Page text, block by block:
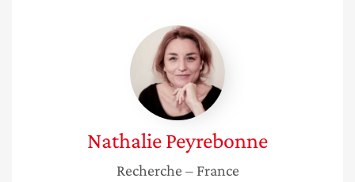
Nathalie
Peyrebonne
NathaliePeyrebonne
Recherche – France